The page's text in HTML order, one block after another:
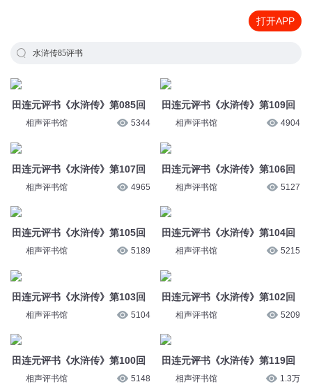
打开APP
水浒传85评书
田连元评书《水浒传》第085回
相声评书馆 5344
田连元评书《水浒传》第107回
相声评书馆 4965
田连元评书《水浒传》第105回
相声评书馆 5189
田连元评书《水浒传》第103回
相声评书馆 5104
田连元评书《水浒传》第100回
相声评书馆 5148
田连元评书《水浒传》第109回
相声评书馆 4904
田连元评书《水浒传》第106回
相声评书馆 5127
田连元评书《水浒传》第104回
相声评书馆 5215
田连元评书《水浒传》第102回
相声评书馆 5209
田连元评书《水浒传》第119回
相声评书馆 1.3万